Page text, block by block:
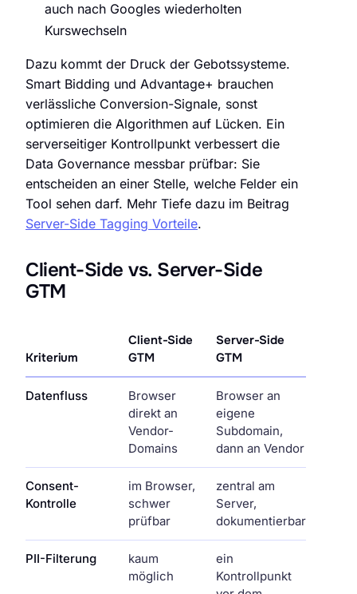
auch nach Googles wiederholten
Kurswechseln
Dazu kommt der Druck der Gebotssysteme.
Smart Bidding und Advantage+ brauchen
verlässliche Conversion-Signale, sonst
optimieren die Algorithmen auf Lücken. Ein
serverseitiger Kontrollpunkt verbessert die
Data Governance messbar prüfbar: Sie
entscheiden an einer Stelle, welche Felder ein
Tool sehen darf. Mehr Tiefe dazu im Beitrag
Server-Side Tagging Vorteile.
Client-Side vs. Server-Side
GTM
Kriterium
Client-Side
GTM
Server-Side
GTM
Datenfluss
Browser
direkt an
Vendor-
Domains
Browser an
eigene
Subdomain,
dann an Vendor
Consent-
Kontrolle
im Browser,
schwer
prüfbar
zentral am
Server,
dokumentierbar
PII-Filterung
kaum
möglich
ein
Kontrollpunkt